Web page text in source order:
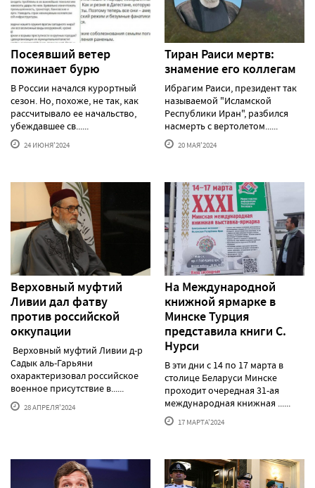
Посеявший ветер
пожинает бурю
В России начался курортный
сезон. Но, похоже, не так, как
рассчитывало ее начальство,
убеждавшее св......
24 ИЮНЯ'2024
Тиран Раиси мертв:
знамение его коллегам
Ибрагим Раиси, президент так
называемой "Исламской
Республики Иран", разбился
насмерть с вертолетом......
20 МАЯ'2024
Верховный муфтий
Ливии дал фатву
против российской
оккупации
Верховный муфтий Ливии д-р
Садык аль-Гарьяни
охарактеризовал российское
военное присутствие в......
28 АПРЕЛЯ'2024
На Международной
книжной ярмарке в
Минске Турция
представила книги С.
Нурси
В эти дни с 14 по 17 марта в
столице Беларуси Минске
проходит очередная 31-ая
международная книжная ......
17 МАРТА'2024